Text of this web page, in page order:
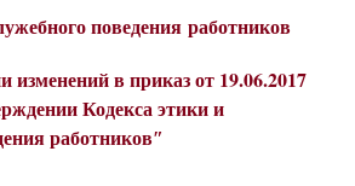
поведения работников
изменений в приказ от 19.06.2017
Кодекса этики и
работников″